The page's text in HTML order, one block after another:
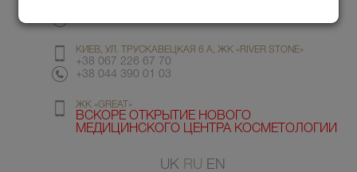
КИЕВ, УЛ. ТРУСКАВЕЦКАЯ 6 А, ЖК «RIVER STONE»
+38 067 226 67 70
+38 044 390 01 03
ЖК «GREAT»
ВСКОРЕ ОТКРЫТИЕ НОВОГО
МЕДИЦИНСКОГО ЦЕНТРА КОСМЕТОЛОГИИ
UK RU EN